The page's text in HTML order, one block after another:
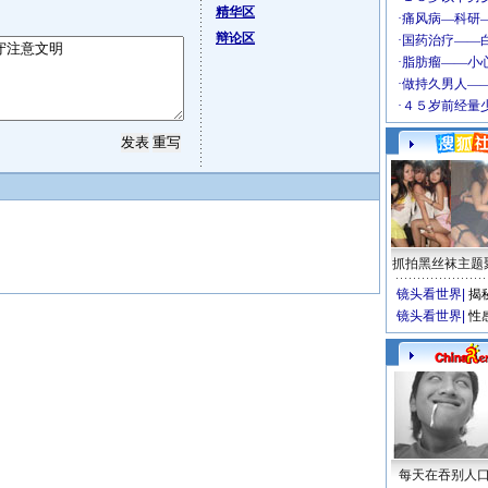
精华区
辩论区
抓拍黑丝袜主题
镜头看世界 揭
镜头看世界 性
每天在吞别人